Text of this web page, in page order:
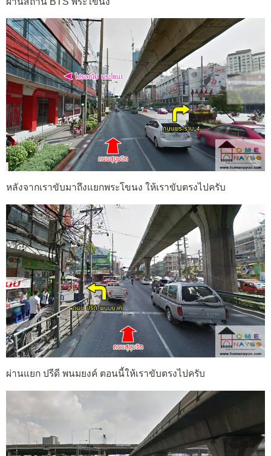
หลังจากเราขับมาถึงแยกพระโขนง ให้เราขับตรงไปครับ
ผ่านแยก ปรีดี พนมยงค์ ตอนนี้ให้เราขับตรงไปครับ